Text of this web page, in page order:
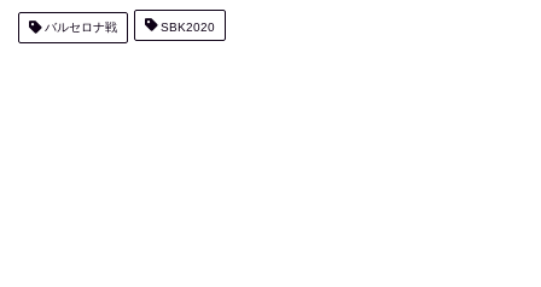
バルセロナ戦 SBK2020